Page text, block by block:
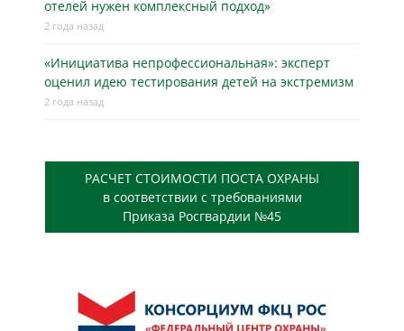
отелей нужен комплексный подход»
2 года назад
«Инициатива непрофессиональная»: эксперт
оценил идею тестирования детей на экстремизм
2 года назад
РАСЧЕТ СТОИМОСТИ ПОСТА ОХРАНЫ
в соответствии с требованиями
Приказа Росгвардии №45